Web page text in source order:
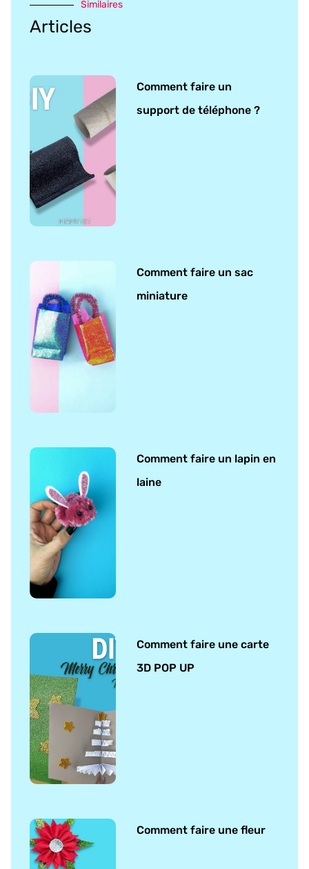
Similaires
Articles
Comment faire un
support de téléphone ?
Comment faire un sac
miniature
Comment faire un lapin en
laine
Comment faire une carte
3D POP UP
Comment faire une fleur